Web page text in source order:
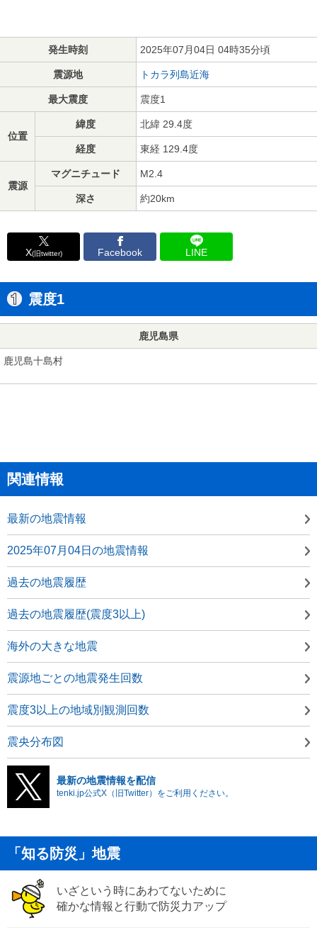
発生時刻 2025年07月04日 04時35分頃
震源地 トカラ列島近海
最大震度 震度1
位置
緯度 北緯 29.4度
経度 東経 129.4度
震源
マグニチュード M2.4
深さ 約20km
X(旧twitter) Facebook LINE
震度1
鹿児島県
鹿児島十島村
関連情報
最新の地震情報
2025年07月04日の地震情報
過去の地震履歴
過去の地震履歴(震度3以上)
海外の大きな地震
震源地ごとの地震発生回数
震度3以上の地域別観測回数
震央分布図
最新の地震情報を配信
tenki.jp公式X（旧Twitter）をご利用ください。
「知る防災」地震
いざという時にあわてないために
確かな情報と行動で防災力アップ